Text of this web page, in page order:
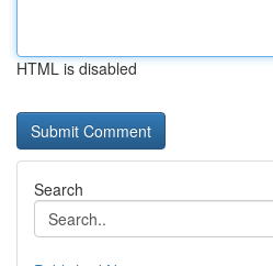
HTML is disabled
Search